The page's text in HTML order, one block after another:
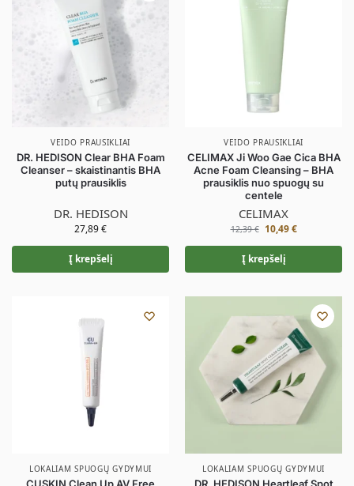
VEIDO PRAUSIKLIAI
DR. HEDISON Clear BHA Foam
Cleanser – skaistinantis BHA
putų prausiklis
DR. HEDISON
27,89€
Į krepšelį
VEIDO PRAUSIKLIAI
CELIMAX Ji Woo Gae Cica BHA
Acne Foam Cleansing – BHA
prausiklis nuo spuogų su
centele
CELIMAX
12,39€ 10,49€
Į krepšelį
LOKALIAM SPUOGŲ GYDYMUI LOKALIAM SPUOGŲ GYDYMUI